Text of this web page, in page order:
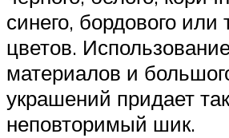
синего, бордового или
цветов.
материалов и
украшений придает
неповторимый шик.